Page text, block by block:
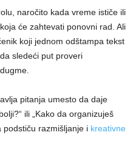
naročito kada vreme ističe ili
će zahtevati ponovni rad. Ali
koji jednom odštampa tekst
sledeći put proveri
pitanja umesto da daje
ili „Kako da organizuješ
podstiču razmišljanje i kreativne